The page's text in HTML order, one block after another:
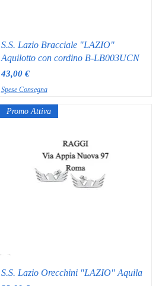
S.S. Lazio Bracciale "LAZIO"
Aquilotto con cordino B-LB003UCN
Prezzo
43,00 €
Spese Consegna
Promo Attiva
S.S. Lazio Orecchini "LAZIO" Aquila